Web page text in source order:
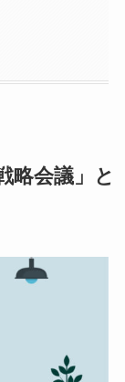
略会議」と